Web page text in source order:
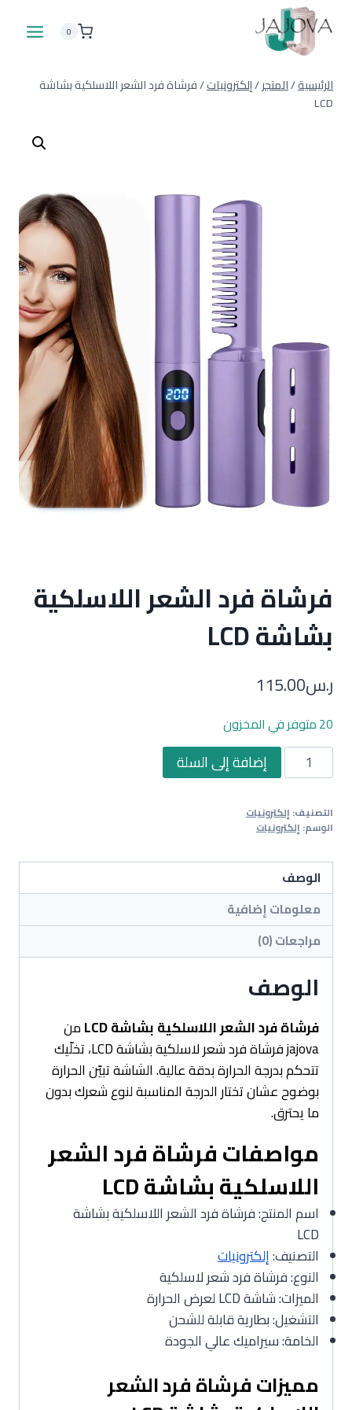
المحتوى
0
الرئيسية/المتجر/إلكترونيات/فرشاة فرد الشعر اللاسلكية بشاشة
LCD
فرشاة فرد الشعر اللاسلكية
بشاشة LCD
ر.س115.00
20 متوفر في المخزون
كمية
فرشاة
الشعر
اللاسلكية
بشاشة
LCD
إضافة إلى السلة
التصنيف: إلكترونيات
الوسم: إلكترونيات
الوصف
معلومات إضافية
مراجعات (0)
الوصف
فرشاة فرد الشعر اللاسلكية بشاشة LCD
من
jajova فرشاة فرد شعر لاسلكية بشاشة LCD، تخلّيك
تتحكم بدرجة الحرارة بدقة عالية. الشاشة تبيّن الحرارة
بوضوح عشان تختار الدرجة المناسبة لنوع شعرك بدون
ما يحترق.
مواصفات فرشاة فرد الشعر
اللاسلكية بشاشة LCD
اسم المنتج: فرشاة فرد الشعر اللاسلكية بشاشة
LCD
التصنيف:إلكترونيات
النوع: فرشاة فرد شعر لاسلكية
الميزات: شاشة LCD لعرض الحرارة
التشغيل: بطارية قابلة للشحن
الخامة: سيراميك عالي الجودة
مميزات فرشاة فرد الشعر